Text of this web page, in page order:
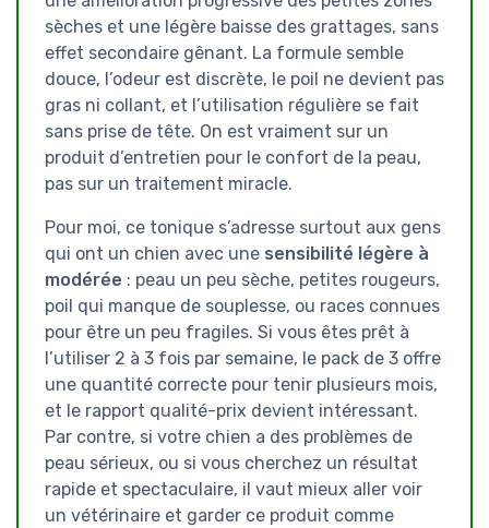
sèches et une légère baisse des grattages, sans
effet secondaire gênant. La formule semble
douce, l’odeur est discrète, le poil ne devient pas
gras ni collant, et l’utilisation régulière se fait
sans prise de tête. On est vraiment sur un
produit d’entretien pour le confort de la peau,
pas sur un traitement miracle.
Pour moi, ce tonique s’adresse surtout aux gens
qui ont un chien avec une sensibilité légère à
modérée : peau un peu sèche, petites rougeurs,
poil qui manque de souplesse, ou races connues
pour être un peu fragiles. Si vous êtes prêt à
l’utiliser 2 à 3 fois par semaine, le pack de 3 offre
une quantité correcte pour tenir plusieurs mois,
et le rapport qualité-prix devient intéressant.
Par contre, si votre chien a des problèmes de
peau sérieux, ou si vous cherchez un résultat
rapide et spectaculaire, il vaut mieux aller voir
un vétérinaire et garder ce produit comme